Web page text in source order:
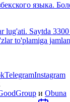
языка.
lug'ati. Saytda 3300
to'plamiga
TelegramInstagram
и Obuna